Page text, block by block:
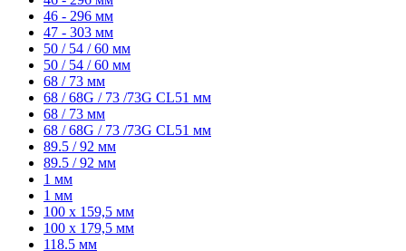
46 - 296 мм
47 - 303 мм
50 / 54 / 60 мм
50 / 54 / 60 мм
68 / 73 мм
68 / 68G / 73 /73G CL51 мм
68 / 73 мм
68 / 68G / 73 /73G CL51 мм
89.5 / 92 мм
89.5 / 92 мм
1 мм
1 мм
100 х 159,5 мм
100 х 179,5 мм
118.5 мм